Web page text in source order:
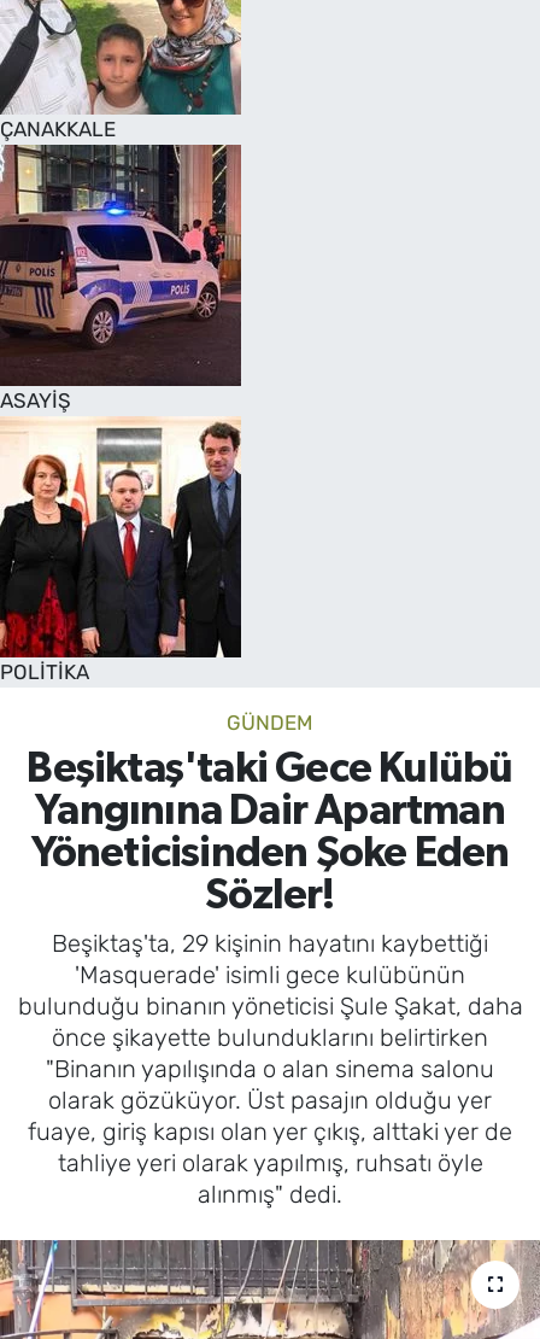
ÇANAKKALE
ASAYİŞ
POLİTİKA
GÜNDEM
Beşiktaş'taki Gece Kulübü
Yangınına Dair Apartman
Yöneticisinden Şoke Eden
Sözler!
Beşiktaş'ta, 29 kişinin hayatını kaybettiği
'Masquerade' isimli gece kulübünün
bulunduğu binanın yöneticisi Şule Şakat, daha
önce şikayette bulunduklarını belirtirken
"Binanın yapılışında o alan sinema salonu
olarak gözüküyor. Üst pasajın olduğu yer
fuaye, giriş kapısı olan yer çıkış, alttaki yer de
tahliye yeri olarak yapılmış, ruhsatı öyle
alınmış" dedi.
SAĞLIK
TV REHBERİ